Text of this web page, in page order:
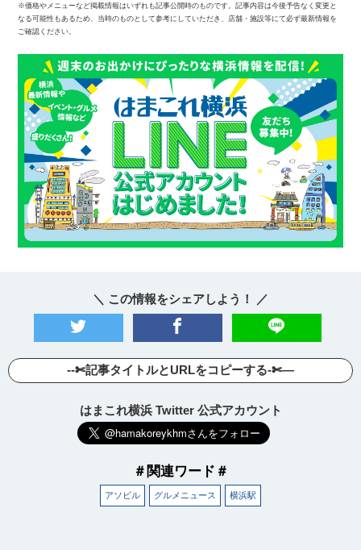
※価格やメニューなど掲載情報はいずれも記事公開時のものです。記事内容は今後予告なく変更と
なる可能性もあるため、当時のものとして参考にしていただき、店舗・施設等にて必ず最新情報を
ご確認ください。
＼ この情報をシェアしよう！ ／
--✄記事タイトルとURLをコピーする-✄—
はまこれ横浜 Twitter 公式アカウント
＃関連ワード＃
アソビル グルメニュース 横浜駅